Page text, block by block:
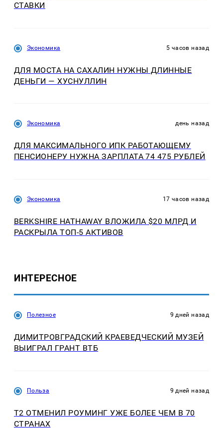
СТАВКИ
Экономика 5 часов назад
ДЛЯ МОСТА НА САХАЛИН НУЖНЫ ДЛИННЫЕ
ДЕНЬГИ — ХУСНУЛЛИН
Экономика день назад
ДЛЯ МАКСИМАЛЬНОГО ИПК РАБОТАЮЩЕМУ
ПЕНСИОНЕРУ НУЖНА ЗАРПЛАТА 74 475 РУБЛЕЙ
Экономика 17 часов назад
BERKSHIRE HATHAWAY ВЛОЖИЛА $20 МЛРД И
РАСКРЫЛА ТОП-5 АКТИВОВ
ИНТЕРЕСНОЕ
Полезное 9 дней назад
ДИМИТРОВГРАДСКИЙ КРАЕВЕДЧЕСКИЙ МУЗЕЙ
ВЫИГРАЛ ГРАНТ ВТБ
Польза 9 дней назад
Т2 ОТМЕНИЛ РОУМИНГ УЖЕ БОЛЕЕ ЧЕМ В 70
СТРАНАХ